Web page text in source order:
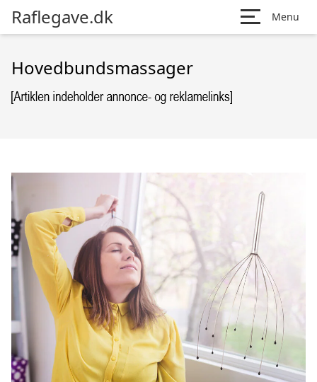
Raflegave.dk Menu
Hovedbundsmassager